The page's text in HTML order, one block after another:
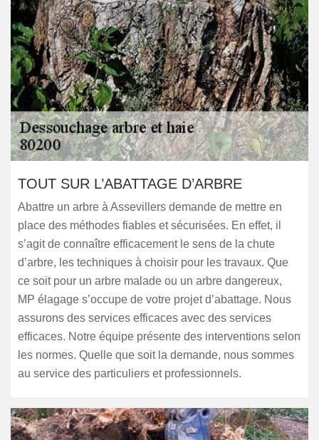
TOUT SUR L’ABATTAGE D’ARBRE
Abattre un arbre à Assevillers demande de mettre en
place des méthodes fiables et sécurisées. En effet, il
s’agit de connaître efficacement le sens de la chute
d’arbre, les techniques à choisir pour les travaux. Que
ce soit pour un arbre malade ou un arbre dangereux,
MP élagage s’occupe de votre projet d’abattage. Nous
assurons des services efficaces avec des services
efficaces. Notre équipe présente des interventions selon
les normes. Quelle que soit la demande, nous sommes
au service des particuliers et professionnels.